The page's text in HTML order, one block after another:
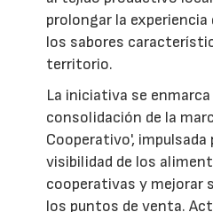
prolongar la experiencia
los sabores
territorio.
La iniciativa se
consolidación de la
Cooperativo',
visibilidad de los
cooperativas y mejorar
los puntos de venta.